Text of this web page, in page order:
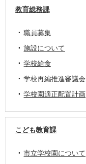
教育総務課
職員募集
施設について
学校給食
学校再編推進審議会
学校園適正配置計画
こども教育課
市立学校園について